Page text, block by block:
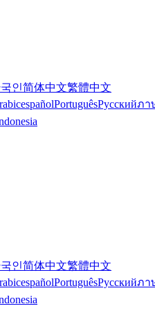
인简体中文繁體中文
españolPortuguêsРусскийภา
인简体中文繁體中文
españolPortuguêsРусскийภา